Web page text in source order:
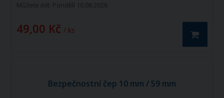
Můžete mít: Pondělí 10.08.2026
49,00 Kč / ks
Bezpečnostní čep 10 mm / 59 mm